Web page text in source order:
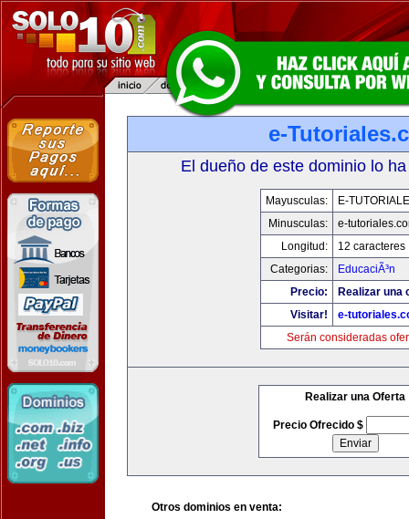
e-
El dueño de este dominio lo
Mayusculas:
E-
Minusculas:
e-
Longitud:
12 caracteres
Categorias:
EducaciÃ³n
Precio:
Realizar una
Visitar!
e-
Serán consideradas
Realizar una Oferta
Precio Ofrecido $
Otros dominios en venta: